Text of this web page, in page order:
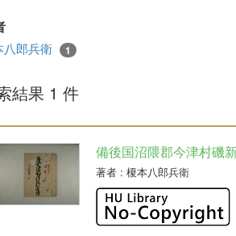
八郎兵衛 1
結果 1 件
備後国沼隈郡今津村磯
著者 : 榎本八郎兵衛